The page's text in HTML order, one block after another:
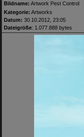
Bildname: Artwork Pest Control
Kategorie: Artworks
Datum: 30.10.2012, 23:05
Dateigröße: 1.077.888 bytes